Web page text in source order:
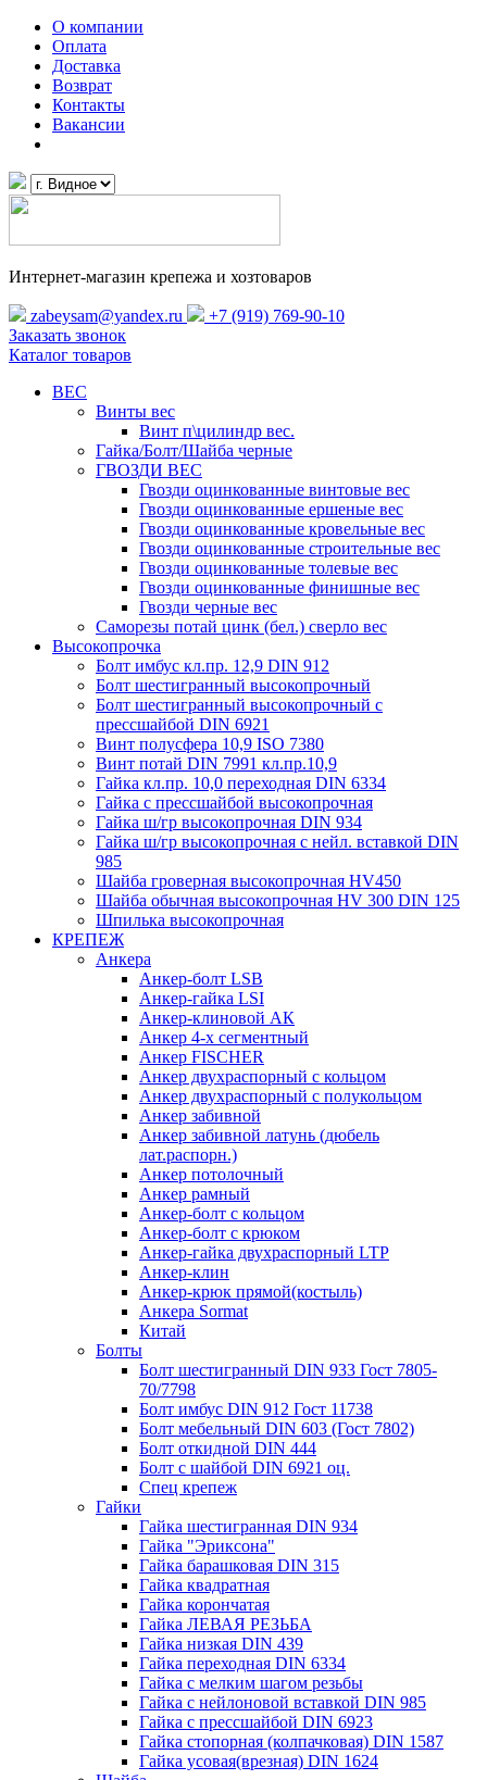
О компании
Оплата
Доставка
Возврат
Контакты
Вакансии
Интернет-магазин крепежа и хозтоваров
zabeysam@yandex.ru
+7 (919) 769-90-10
Заказать звонок
Каталог товаров
ВЕС
Винты вес
Винт п\цилиндр вес.
Гайка/Болт/Шайба черные
ГВОЗДИ ВЕС
Гвозди оцинкованные винтовые вес
Гвозди оцинкованные ершеные вес
Гвозди оцинкованные кровельные вес
Гвозди оцинкованные строительные вес
Гвозди оцинкованные толевые вес
Гвозди оцинкованные финишные вес
Гвозди черные вес
Саморезы потай цинк (бел.) сверло вес
Высокопрочка
Болт имбус кл.пр. 12,9 DIN 912
Болт шестигранный высокопрочный
Болт шестигранный высокопрочный с
прессшайбой DIN 6921
Винт полусфера 10,9 ISO 7380
Винт потай DIN 7991 кл.пр.10,9
Гайка кл.пр. 10,0 переходная DIN 6334
Гайка с прессшайбой высокопрочная
Гайка ш/гр высокопрочная DIN 934
Гайка ш/гр высокопрочная с нейл. вставкой DIN
985
Шайба гроверная высокопрочная HV450
Шайба обычная высокопрочная HV 300 DIN 125
Шпилька высокопрочная
КРЕПЕЖ
Анкера
Анкер-болт LSB
Анкер-гайка LSI
Анкер-клиновой АК
Анкер 4-х сегментный
Анкер FISCHER
Анкер двухраспорный с кольцом
Анкер двухраспорный с полукольцом
Анкер забивной
Анкер забивной латунь (дюбель
лат.распорн.)
Анкер потолочный
Анкер рамный
Анкер-болт с кольцом
Анкер-болт с крюком
Анкер-гайка двухраспорный LTP
Анкер-клин
Анкер-крюк прямой(костыль)
Анкера Sormat
Китай
Болты
Болт шестигранный DIN 933 Гост 7805-
70/7798
Болт имбус DIN 912 Гост 11738
Болт мебельный DIN 603 (Гост 7802)
Болт откидной DIN 444
Болт с шайбой DIN 6921 оц.
Спец крепеж
Гайки
Гайка шестигранная DIN 934
Гайка "Эриксона"
Гайка барашковая DIN 315
Гайка квадратная
Гайка корончатая
Гайка ЛЕВАЯ РЕЗЬБА
Гайка низкая DIN 439
Гайка переходная DIN 6334
Гайка с мелким шагом резьбы
Гайка с нейлоновой вставкой DIN 985
Гайка с прессшайбой DIN 6923
Гайка стопорная (колпачковая) DIN 1587
Гайка усовая(врезная) DIN 1624